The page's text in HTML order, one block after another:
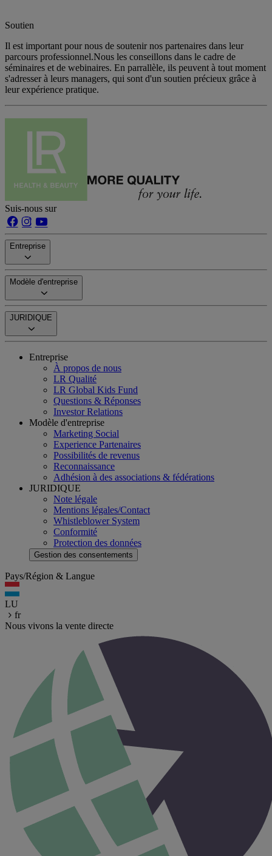
Soutien
Il est important pour nous de soutenir nos partenaires dans leur
parcours professionnel.Nous les conseillons dans le cadre de
séminaires et de webinaires. En parrallèle, ils peuvent à tout moment
s'adresser à leurs managers, qui sont d'un soutien précieux grâce à
leur expérience pratique.
Suis-nous sur
Entreprise
Modèle d'entreprise
JURIDIQUE
Entreprise
À propos de nous
LR Qualité
LR Global Kids Fund
Questions & Réponses
Investor Relations
Modèle d'entreprise
Marketing Social
Experience Partenaires
Possibilités de revenus
Reconnaissance
Adhésion à des associations & fédérations
JURIDIQUE
Note légale
Mentions légales/Contact
Whistleblower System
Conformité
Protection des données
Gestion des consentements
Pays/Région & Langue
LU
fr
Nous vivons la vente directe